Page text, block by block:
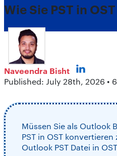
Wie Sie PST in
Naveendra Bisht
Published: July 28th, 2026 •
Müssen Sie als Outlook
PST in OST
Outlook PST Datei in